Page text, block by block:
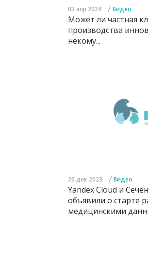
03 апр 2024 / Видео
Может ли частная
производства
некому...
20 дек 2023 / Видео
Yandex Cloud и
объявили о старте
медицинскими